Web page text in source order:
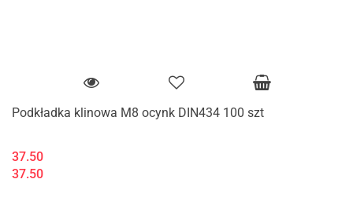
Podkładka klinowa M8 ocynk DIN434 100 szt
37.50
37.50